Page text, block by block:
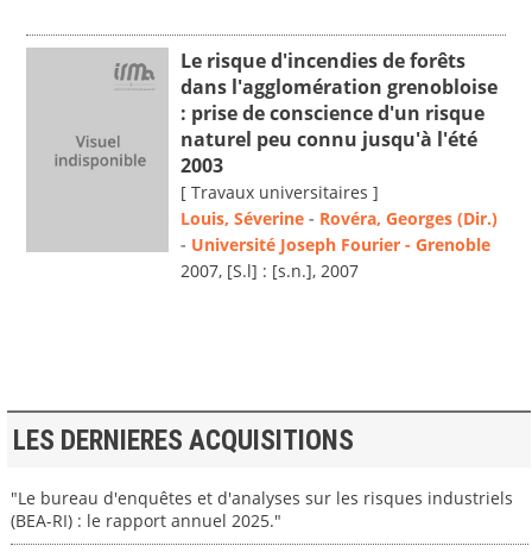
Le risque d'incendies de forêts
dans l'agglomération grenobloise
: prise de conscience d'un risque
naturel peu connu jusqu'à l'été
2003
[ Travaux universitaires ]
Louis, Séverine - Rovéra, Georges (Dir.)
- Université Joseph Fourier - Grenoble
2007, [S.l] : [s.n.], 2007
LES DERNIERES ACQUISITIONS
"Le bureau d'enquêtes et d'analyses sur les risques industriels
(BEA-RI) : le rapport annuel 2025."